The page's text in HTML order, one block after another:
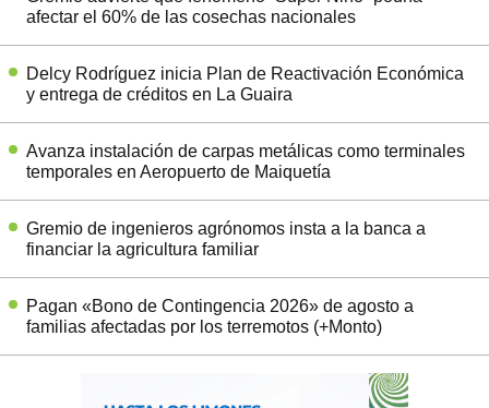
afectar el 60% de las cosechas nacionales
Delcy Rodríguez inicia Plan de Reactivación Económica
y entrega de créditos en La Guaira
Avanza instalación de carpas metálicas como terminales
temporales en Aeropuerto de Maiquetía
Gremio de ingenieros agrónomos insta a la banca a
financiar la agricultura familiar
Pagan «Bono de Contingencia 2026» de agosto a
familias afectadas por los terremotos (+Monto)